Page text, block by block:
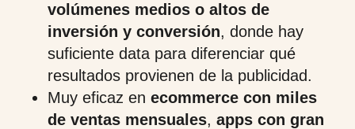
volúmenes medios o altos de
inversión y conversión, donde hay
suficiente data para diferenciar qué
resultados provienen de la publicidad.
Muy eficaz en ecommerce con miles
de ventas mensuales, apps con gran